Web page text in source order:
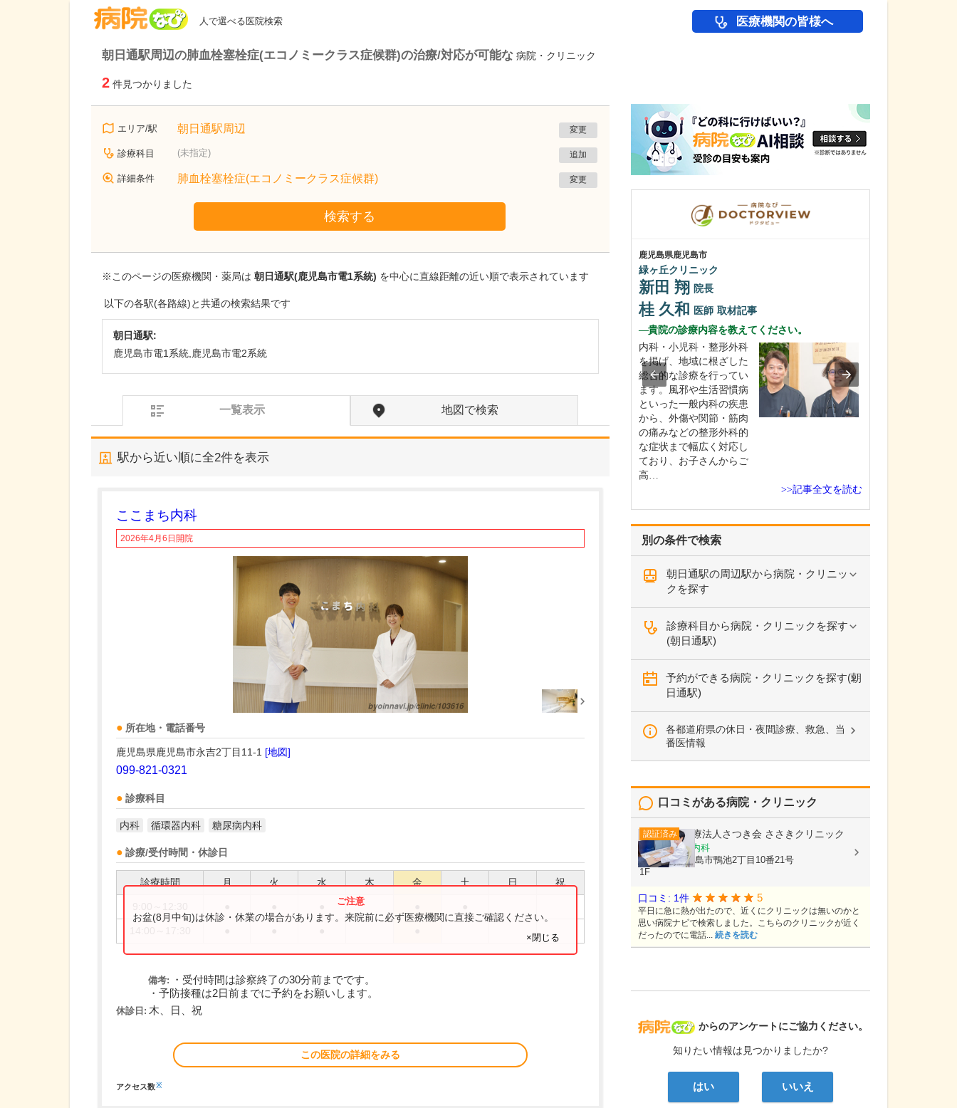
人で選べる医院検索 医療機関の皆様へ
朝日通駅周辺の肺血栓塞栓症(エコノミークラス症候群)の治療/対応が可能な 病院・クリニック
2 件見つかりました
エリア/駅 朝日通駅周辺 変更
診療科目 (未指定) 追加
詳細条件 肺血栓塞栓症(エコノミークラス症候群) 変更
検索する
※このページの医療機関・薬局は 朝日通駅(鹿児島市電1系統) を中心に直線距離の近い順で表示されています
以下の各駅(各路線)と共通の検索結果です
朝日通駅:
鹿児島市電1系統,鹿児島市電2系統
一覧表示 地図で検索
駅から近い順に全2件を表示
ここまち内科
2026年4月6日開院
所在地・電話番号
鹿児島県鹿児島市永吉2丁目11-1 [地図]
099-821-0321
診療科目
内科 循環器内科 糖尿病内科
診療/受付時間・休診日
診療時間 月 火 水 木 金 土 日 祝
お盆(8月中旬)は休診・休業の場合があります。来院前に必ず医療機関に直接ご確認ください。
×閉じる
備考:
・受付時間は診察終了の30分前までです。
・予防接種は2日前までに予約をお願いします。
休診日: 木、日、祝
この医院の詳細をみる
アクセス数※
別の条件で検索
朝日通駅の周辺駅から病院・クリニッ
クを探す
診療科目から病院・クリニックを探す
(朝日通駅)
予約ができる病院・クリニックを探す(朝
日通駅)
各都道府県の休日・夜間診療、救急、当
番医情報
病院なび
からのアンケートにご協力ください。
知りたい情報は見つかりましたか?
はい いいえ
口コミがある病院・クリニック
認証済み 医療法人さつき会 ささきクリニック
内科, 循環器内科
鹿児島県鹿児島市鴨池2丁目10番21号
1F
口コミ: 1件 5
平日に急に熱が出たので、近くにクリニックは無いのかと
思い病院ナビで検索しました。こちらのクリニックが近く
だったのでに電話... 続きを読む
鹿児島県鹿児島市
あいろ歯科医院
っていたのですが、その
先生の治療を受けたこと
で認識が変わりました。
子どもにとって歯科医院
鹿児島県鹿児島市
緑ヶ丘クリニック
新田 翔 院長
桂 久和 医師 取材記事
貴院の診療内容を教えてください。
内科・小児科・整形外科
を掲げ、地域に根ざした
総合的な診療を行ってい
ます。風邪や生活習慣病
といった一般内科の疾患
から、外傷や関節・筋肉
の痛みなどの整形外科的
な症状まで幅広く対応し
ており、お子さんからご
高…
>>記事全文を読む